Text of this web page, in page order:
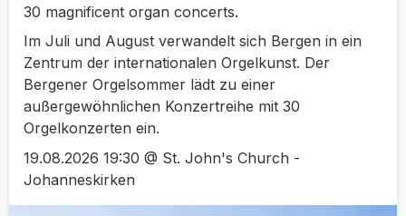
30 magnificent organ concerts.
Im Juli und August verwandelt sich Bergen in ein
Zentrum der internationalen Orgelkunst. Der
Bergener Orgelsommer lädt zu einer
außergewöhnlichen Konzertreihe mit 30
Orgelkonzerten ein.
19.08.2026 19:30 @ St. John's Church -
Johanneskirken